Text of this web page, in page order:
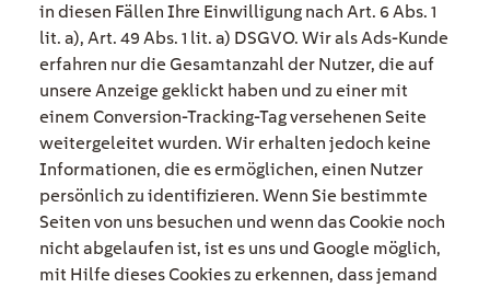
in diesen Fällen Ihre Einwilligung nach Art. 6 Abs. 1
lit. a), Art. 49 Abs. 1 lit. a) DSGVO. Wir als Ads-Kunde
erfahren nur die Gesamtanzahl der Nutzer, die auf
unsere Anzeige geklickt haben und zu einer mit
einem Conversion-Tracking-Tag versehenen Seite
weitergeleitet wurden. Wir erhalten jedoch keine
Informationen, die es ermöglichen, einen Nutzer
persönlich zu identifizieren. Wenn Sie bestimmte
Seiten von uns besuchen und wenn das Cookie noch
nicht abgelaufen ist, ist es uns und Google möglich,
mit Hilfe dieses Cookies zu erkennen, dass jemand